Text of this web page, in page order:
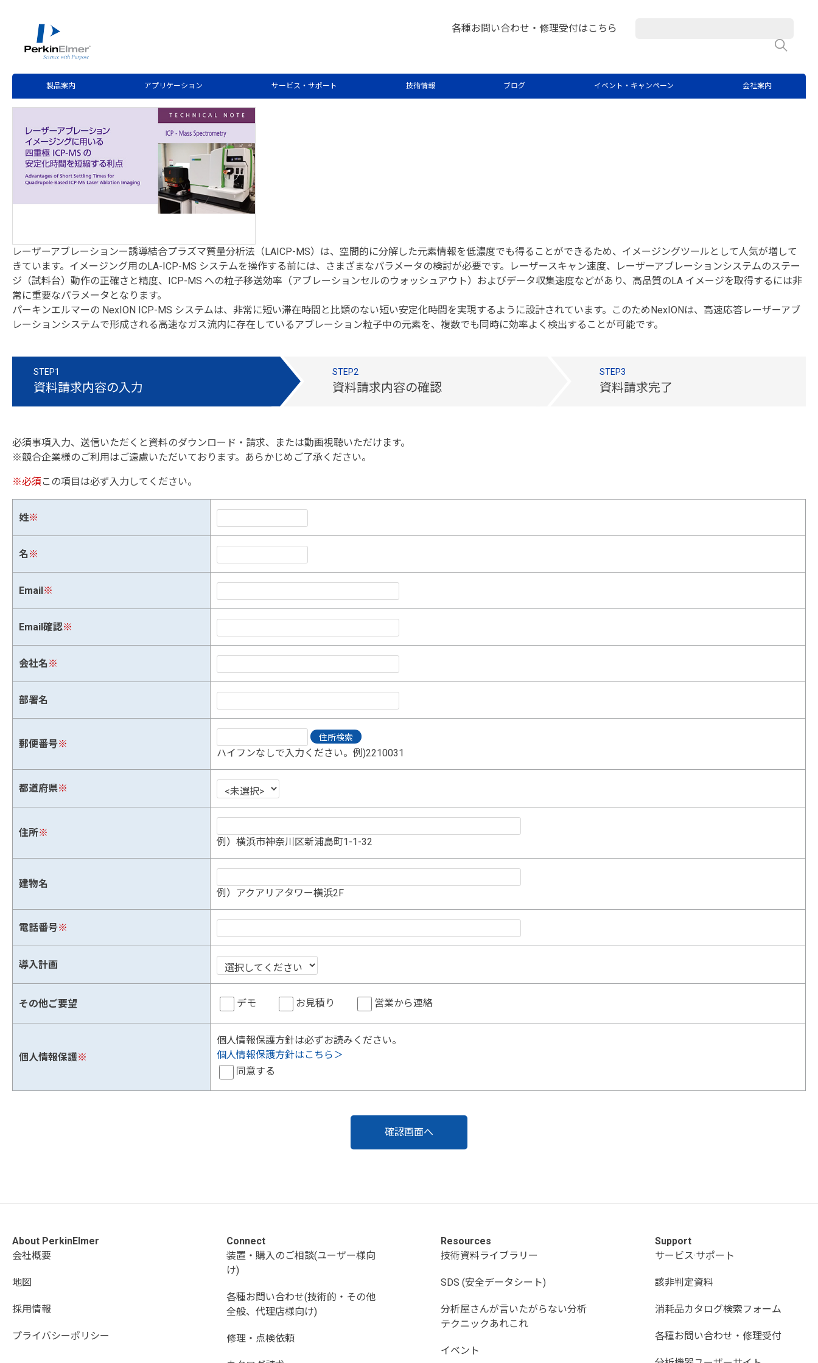
各種お問い合わせ・修理受付はこちら
会社案内
製品案内 アプリケーション サービス・サポート 技術情報 ブログ イベント・キャンペーン
Technical Note Request
レーザーアブレーションイメージングに用いる四重極 ICP-MS の安定化時間を短縮する利点
レーザーアブレーションー誘導結合プラズマ質量分析法（LAICP-MS）は、空間的に分解した元素情報を低濃度でも得ることができるため、イメージングツールとして人気が増して
きています。イメージング用のLA-ICP-MS システムを操作する前には、さまざまなパラメータの検討が必要です。レーザースキャン速度、レーザーアブレーションシステムのステー
ジ（試料台）動作の正確さと精度、ICP-MS への粒子移送効率（アブレーションセルのウォッシュアウト）およびデータ収集速度などがあり、高品質のLA イメージを取得するには非
常に重要なパラメータとなります。
パーキンエルマーの NexION ICP-MS システムは、非常に短い滞在時間と比類のない短い安定化時間を実現するように設計されています。このためNexIONは、高速応答レーザーアブ
レーションシステムで形成される高速なガス流内に存在しているアブレーション粒子中の元素を、複数でも同時に効率よく検出することが可能です。
STEP1
資料請求内容の入力
STEP2
資料請求内容の確認
STEP3
資料請求完了
必須事項入力、送信いただくと資料のダウンロード・請求、または動画視聴いただけます。
※競合企業様のご利用はご遠慮いただいております。あらかじめご了承ください。
※必須 この項目は必ず入力してください。
姓※
名 ※
Email※
Email確認※
会社名 ※
部署名
郵便番号※
ハイフンなしで入力ください。例)2210031
都道府県※
住所※
例）横浜市神奈川区新浦島町1-1-32
建物名
例）アクアリアタワー横浜2F
電話番号※
導入計画
その他ご要望 デモ お見積り 営業から連絡
個人情報保護※
個人情報保護方針は必ずお読みください。
個人情報保護方針はこちら＞
同意する
About PerkinElmer
会社概要
地図
採用情報
プライバシーポリシー
Connect
装置・購入のご相談(ユーザー様向
け)
各種お問い合わせ(技術的・その他
全般、代理店様向け)
修理・点検依頼
Resources
技術資料ライブラリー
SDS (安全データシート)
分析屋さんが言いたがらない分析
テクニックあれこれ
イベント
Support
サービス·サポート
該非判定資料
消耗品カタログ検索フォーム
各種お問い合わせ・修理受付